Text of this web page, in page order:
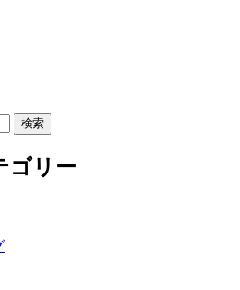
ゴリー